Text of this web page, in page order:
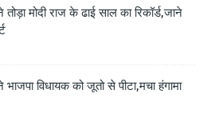
तोड़ा मोदी राज के ढाई साल का रिकॉर्ड,जाने
विधायक को जूतो से पीटा,मचा हंगामा